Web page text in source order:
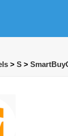
> S >